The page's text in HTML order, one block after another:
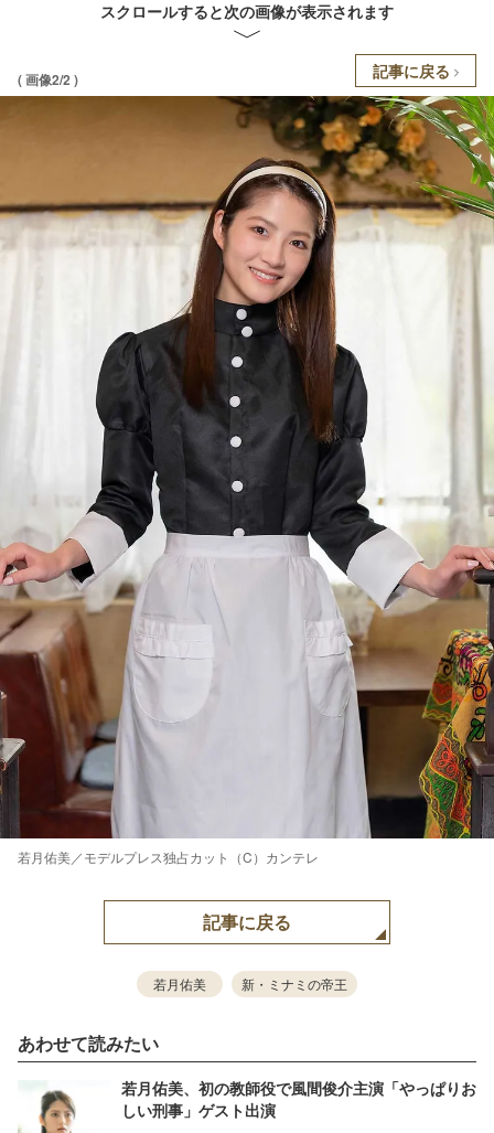
スクロールすると次の画像が表示されます
( 画像2/2 ) 記事に戻る
若月佑美／モデルプレス独占カット（C）カンテレ
記事に戻る
若月佑美 新・ミナミの帝王
あわせて読みたい
若月佑美、初の教師役で風間俊介主演「やっぱりお
しい刑事」ゲスト出演